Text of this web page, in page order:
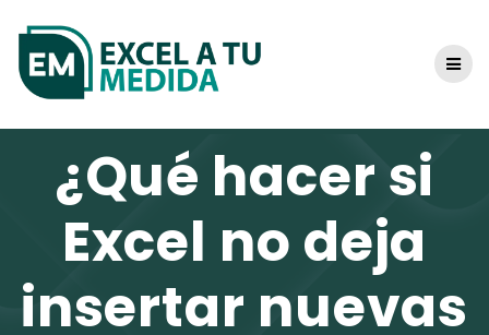
content
¿Qué hacer si
Excel no deja
insertar nuevas